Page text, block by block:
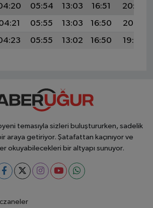
05:54 13:03 16:51
20:02
05:55 13:03 16:50
20:01
05:55 13:02 16:50 19:59
temasıyla sizleri buluştururken, sadelik
araya getiriyor. Şatafattan kaçınıyor ve
okuyabilecekleri bir altyapı sunuyor.